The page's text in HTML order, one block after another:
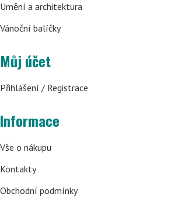
Umění a architektura
Vánoční balíčky
Můj účet
Přihlášení / Registrace
Informace
Vše o nákupu
Kontakty
Obchodní podmínky